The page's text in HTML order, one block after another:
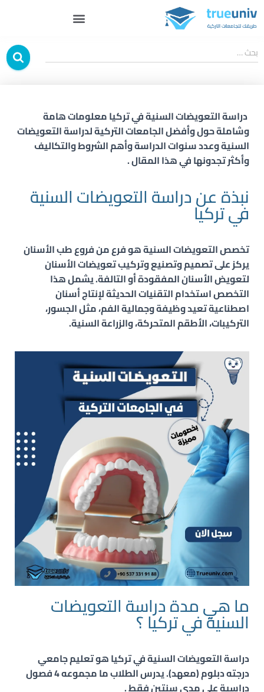
بحث …
دراسة التعويضات السنيةفي تركيامعلومات هامة
وشاملة حول وأفضل الجامعات التركية لدراسةالتعويضات
السنيةوعدد سنوات الدراسة وأهم الشروط والتكاليف
وأكثر تجدونها في هذا المقال .
نبذة عن دراسة التعويضات السنية
في تركيا
تخصص التعويضات السنية هو فرع من فروع طب الأسنان
يركز على تصميم وتصنيع وتركيب تعويضات الأسنان
لتعويض الأسنان المفقودة أو التالفة. يشمل هذا
التخصص استخدام التقنيات الحديثة لإنتاج أسنان
اصطناعية تعيد وظيفة وجمالية الفم، مثل الجسور،
التركيبات، الأطقم المتحركة، والزراعة السنية.
ما هي مدة دراسة التعويضات
السنية في تركيا ؟
دراسة التعويضات السنيةفي تركيا هو تعليم جامعي
درجته دبلوم (معهد). يدرس الطلاب ما مجموعه 4 فصول
دراسية على مدى سنتين فقط .